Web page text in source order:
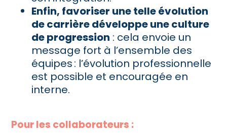
Enfin, favoriser une telle évolution
de carrière développe une culture
de progression : cela envoie un
message fort à l’ensemble des
équipes : l’évolution professionnelle
est possible et encouragée en
interne.
Pour les collaborateurs :